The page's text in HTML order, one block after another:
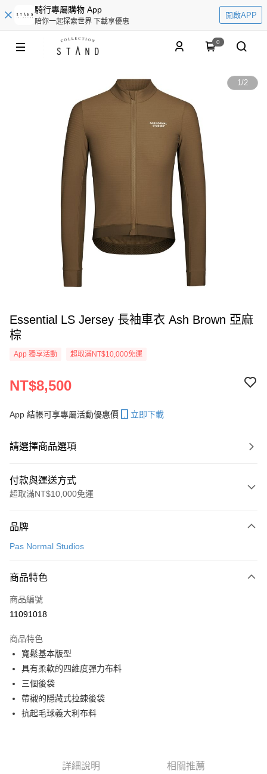
騎行專屬購物 App
陪你一起探索世界 下載享優惠
開啟APP
0
1/2
Essential LS Jersey 長袖車衣 Ash Brown 亞麻
棕
App 獨享活動 超取滿NT$10,000免運
NT$8,500
App 結帳可享專屬活動優惠價 立即下載
請選擇商品選項
付款與運送方式
超取滿NT$10,000免運
信用卡一次付款
LINE Pay
Apple Pay
運送方式
全家店到店
每筆NT$80，滿NT$10,000(含以上)免運費
付款後全家取貨
每筆NT$80，滿NT$10,000(含以上)免運費
品牌
Pas Normal Studios
商品特色
商品編號
11091018
商品特色
寬鬆基本版型
具有柔軟的四維度彈力布料
三個後袋
帶襯的隱藏式拉鍊後袋
抗起毛球義大利布料
詳細說明 相關推薦